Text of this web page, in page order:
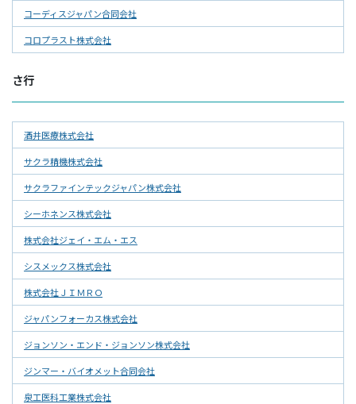
コーディスジャパン合同会社
コロプラスト株式会社
さ行
酒井医療株式会社
サクラ精機株式会社
サクラファインテックジャパン株式会社
シーホネンス株式会社
株式会社ジェイ・エム・エス
シスメックス株式会社
株式会社ＪＩＭＲＯ
ジャパンフォーカス株式会社
ジョンソン・エンド・ジョンソン株式会社
ジンマー・バイオメット合同会社
泉工医科工業株式会社